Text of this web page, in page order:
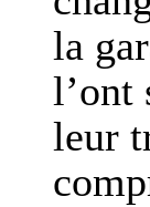
la
l’ont
leur